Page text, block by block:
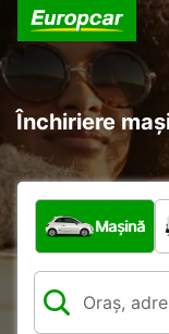
Închiriere
Ce tip de
Mașină